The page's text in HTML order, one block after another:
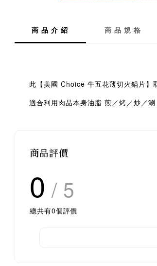
商 品 介 紹 商 品 規 格
此【美國 Choice 牛五花薄切火鍋片】
適合利用肉品本身油脂 煎／烤／炒／
商品評價
0 / 5
總共有0個評價